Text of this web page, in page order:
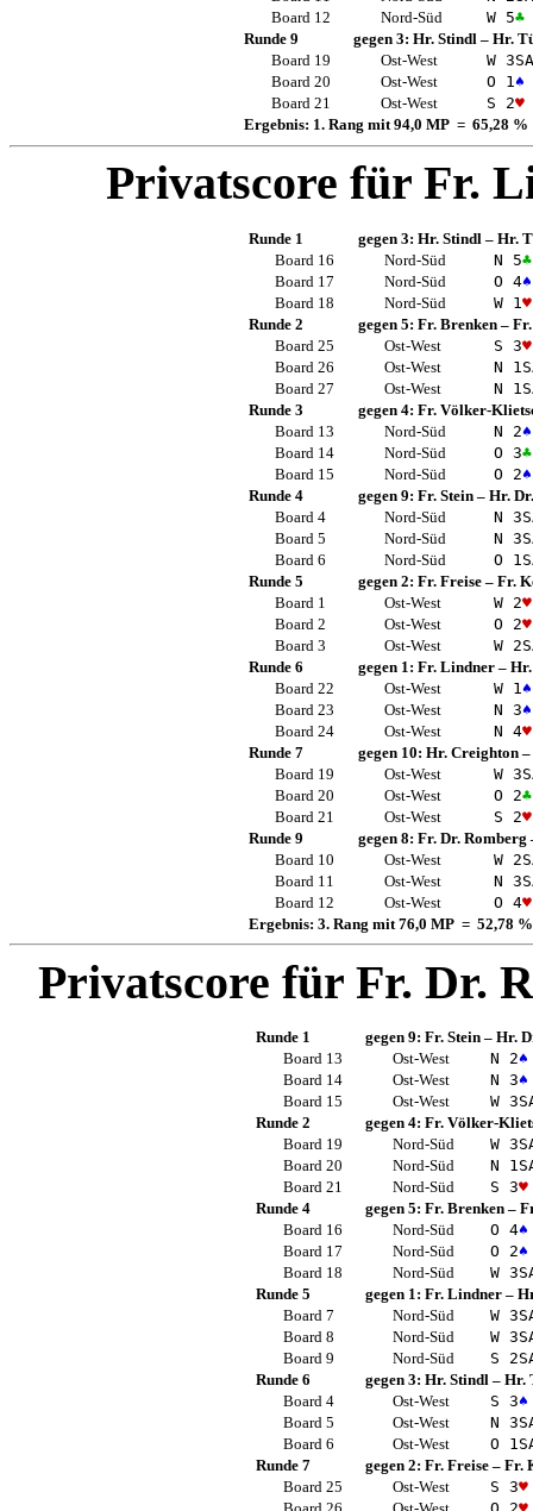
Board 12
Nord-Süd W 5♣
Runde 9
gegen 3: Hr. Stindl – Hr.
Board 19
Ost-West W 3SA
Board 20
Ost-West O 1 ♠
Board 21
Ost-West S 2♥
Ergebnis: 1. Rang mit 94,0 MP = 65,28 %
Privatscore für Fr.
Runde 1 gegen 3: Hr. Stindl – Hr.
Board 16
Nord-Süd N 5♣
Board 17
Nord-Süd O 4♠
Board 18
Nord-Süd W 1 ♥
Runde 2
gegen 5: Fr. Brenken–
Board 25
Ost-West S 3♥
Board 26
Ost-West N 1
Board 27
Ost-West N 1
Runde 3
gegen 4: Fr. Völker-
Board 13
Nord-Süd N 2♠
Board 14
Nord-Süd O 3♣
Board 15
Nord-Süd O 2♠
Runde 4
gegen 9: Fr. Stein– Hr.
Board 4
Nord-Süd N 3
Board 5
Nord-Süd N 3
Board 6
Nord-Süd O 1
Runde 5
gegen 2: Fr. Freise– Fr.
Board 1
Ost-West W 2♥
Board 2
Ost-West O 2♥
Board 3
Ost-West W 2
Runde 6
gegen 1: Fr. Lindner–
Board 22
Ost-West W 1 ♠
Board 23
Ost-West N 3♠
Board 24
Ost-West N 4♥
Runde 7
gegen 10: Hr. Creighton–
Board 19
Ost-West W 3
Board 20
Ost-West O 2♣
Board 21
Ost-West S 2♥
Runde 9
gegen 8: Fr. Dr. Romberg
Board 10
Ost-West W 2
Board 11
Ost-West N 3
Board 12
Ost-West O 4♥
Ergebnis: 3. Rang mit 76,0 MP = 52,78 %
Privatscore für Fr. Dr.
Runde 1 gegen 9: Fr. Stein – Hr.
Board 13
Ost-West N 2♠
Board 14
Ost-West N 3♠
Board 15
Ost-West W 3
Runde 2
gegen 4: Fr. Völker-
Board 19
Nord-Süd W 3
Board 20
Nord-Süd N 1
Board 21
Nord-Süd S 3♥
Runde 4
gegen 5: Fr. Brenken –
Board 16
Nord-Süd O 4♠
Board 17
Nord-Süd O 2♠
Board 18
Nord-Süd W 3
Runde 5
gegen 1: Fr. Lindner –
Board 7
Nord-Süd W 3
Board 8
Nord-Süd W 3
Board 9
Nord-Süd S 2
Runde 6
gegen 3: Hr. Stindl – Hr.
Board 4
Ost-West S 3♠
Board 5
Ost-West N 3
Board 6
Ost-West O 1
Runde 7
gegen 2: Fr. Freise – Fr.
Board 25
Ost-West S 3♥